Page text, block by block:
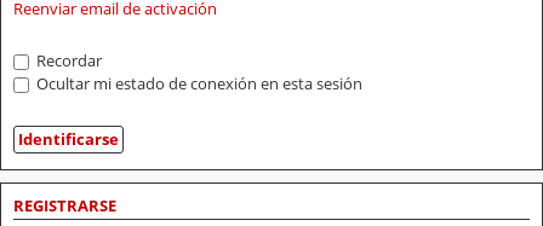
Reenviar email de activación
Recordar
Ocultar mi estado de conexión en esta sesión
REGISTRARSE